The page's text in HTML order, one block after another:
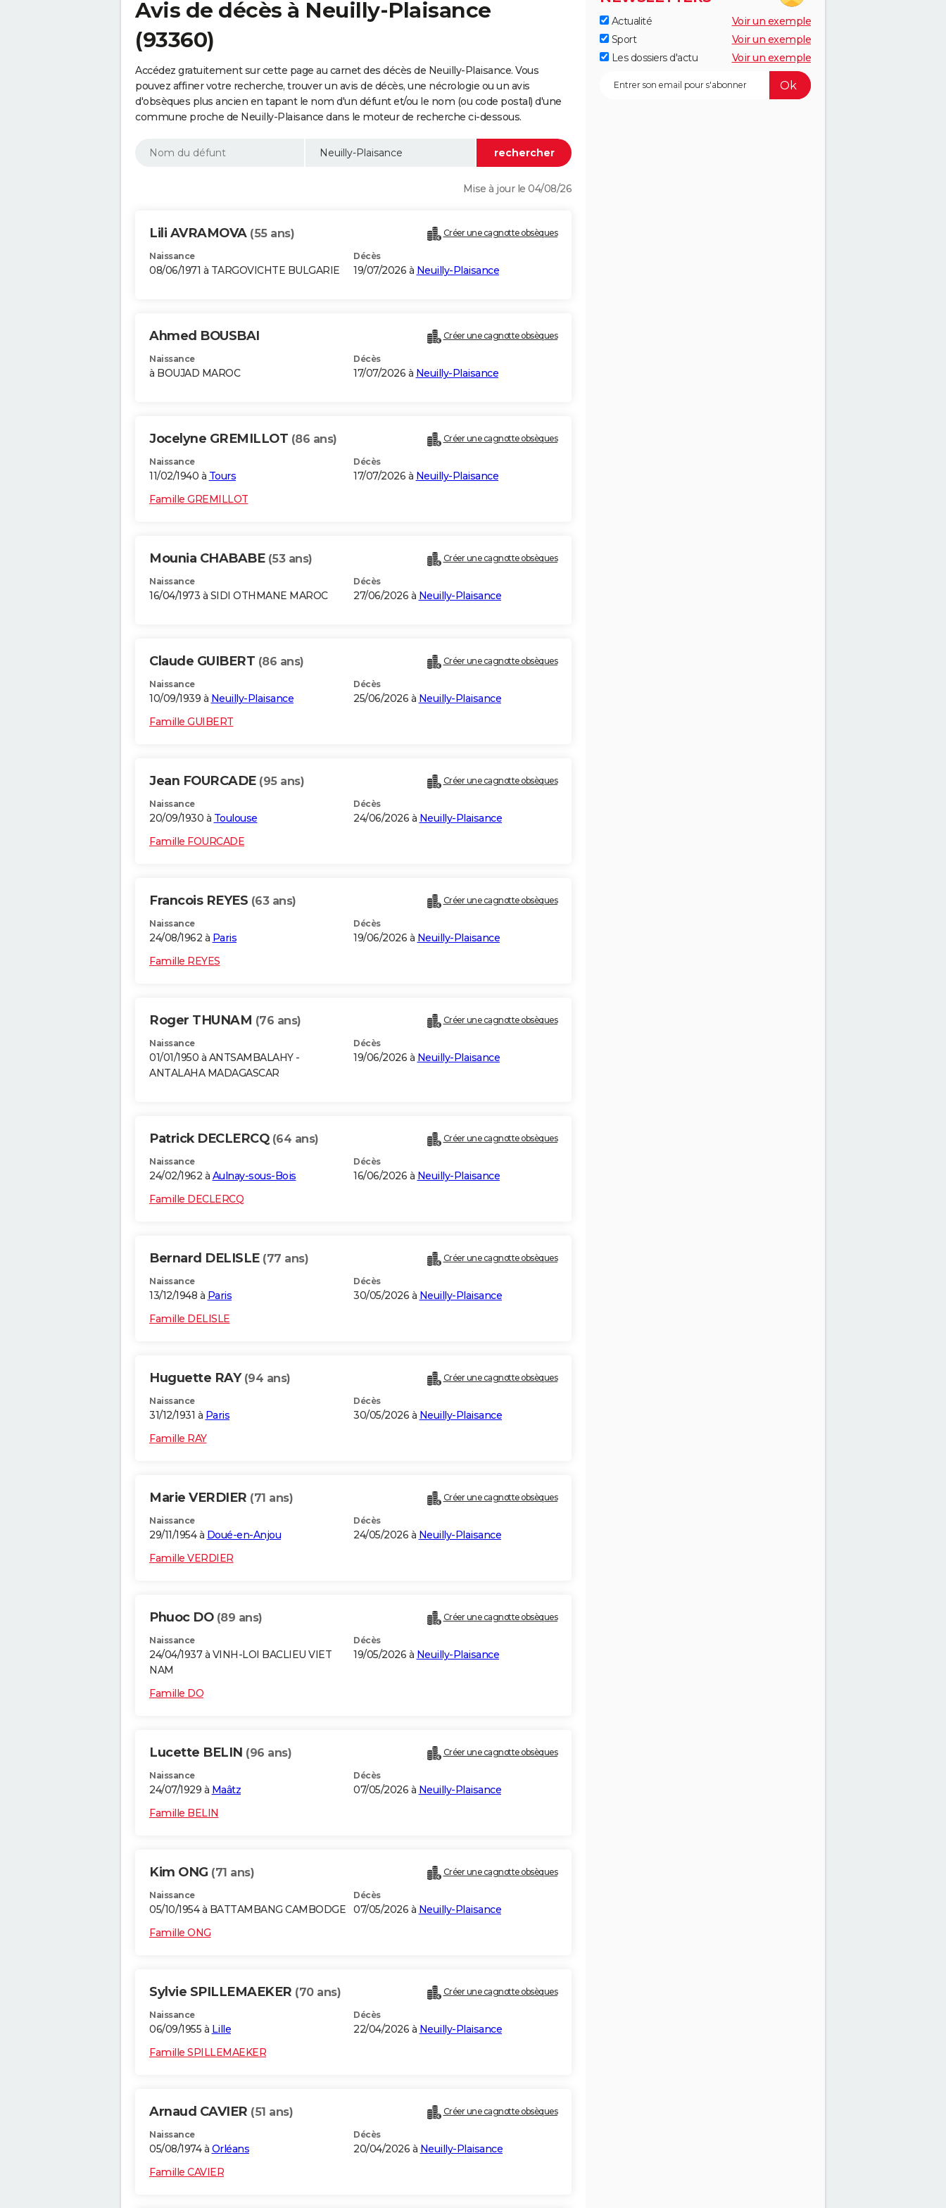
Avis de décès à Neuilly-Plaisance
(93360)
Accédez gratuitement sur cette page au carnet des décès de Neuilly-Plaisance. Vous
pouvez affiner votre recherche, trouver un avis de décès, une nécrologie ou un avis
d'obsèques plus ancien en tapant le nom d'un défunt et/ou le nom (ou code postal) d'une
commune proche de Neuilly-Plaisance dans le moteur de recherche ci-dessous.
Mise à jour le 04/08/26
Lili AVRAMOVA (55 ans) Créer une cagnotte obsèques
Naissance
08/06/1971 à TARGOVICHTE BULGARIE
Décès
19/07/2026 à Neuilly-Plaisance
Ahmed BOUSBAI Créer une cagnotte obsèques
Naissance
à BOUJAD MAROC
Décès
17/07/2026 à Neuilly-Plaisance
Jocelyne GREMILLOT (86 ans) Créer une cagnotte obsèques
Naissance
11/02/1940 à Tours
Décès
17/07/2026 à Neuilly-Plaisance
Famille GREMILLOT
Mounia CHABABE (53 ans) Créer une cagnotte obsèques
Naissance
16/04/1973 à SIDI OTHMANE MAROC
Décès
27/06/2026 à Neuilly-Plaisance
Claude GUIBERT (86 ans) Créer une cagnotte obsèques
Naissance
10/09/1939 à Neuilly-Plaisance
Décès
25/06/2026 à Neuilly-Plaisance
Famille GUIBERT
Jean FOURCADE (95 ans) Créer une cagnotte obsèques
Naissance
20/09/1930 à Toulouse
Décès
24/06/2026 à Neuilly-Plaisance
Famille FOURCADE
Francois REYES (63 ans) Créer une cagnotte obsèques
Naissance
24/08/1962 à Paris
Décès
19/06/2026 à Neuilly-Plaisance
Famille REYES
Roger THUNAM (76 ans) Créer une cagnotte obsèques
Naissance
01/01/1950 à ANTSAMBALAHY -
ANTALAHA MADAGASCAR
Décès
19/06/2026 à Neuilly-Plaisance
Patrick DECLERCQ (64 ans) Créer une cagnotte obsèques
Naissance
24/02/1962 à Aulnay-sous-Bois
Décès
16/06/2026 à Neuilly-Plaisance
Famille DECLERCQ
Bernard DELISLE (77 ans) Créer une cagnotte obsèques
Naissance
13/12/1948 à Paris
Décès
30/05/2026 à Neuilly-Plaisance
Famille DELISLE
Huguette RAY (94 ans) Créer une cagnotte obsèques
Naissance
31/12/1931 à Paris
Décès
30/05/2026 à Neuilly-Plaisance
Famille RAY
Marie VERDIER (71 ans) Créer une cagnotte obsèques
Naissance
29/11/1954 à Doué-en-Anjou
Décès
24/05/2026 à Neuilly-Plaisance
Famille VERDIER
Phuoc DO (89 ans) Créer une cagnotte obsèques
Naissance
24/04/1937 à VINH-LOI BACLIEU VIET
NAM
Décès
19/05/2026 à Neuilly-Plaisance
Famille DO
Lucette BELIN (96 ans) Créer une cagnotte obsèques
Naissance
24/07/1929 à Maâtz
Décès
07/05/2026 à Neuilly-Plaisance
Famille BELIN
Kim ONG (71 ans) Créer une cagnotte obsèques
Naissance
05/10/1954 à BATTAMBANG CAMBODGE
Décès
07/05/2026 à Neuilly-Plaisance
Famille ONG
Sylvie SPILLEMAEKER (70 ans) Créer une cagnotte obsèques
Naissance
06/09/1955 à Lille
Décès
22/04/2026 à Neuilly-Plaisance
Famille SPILLEMAEKER
Arnaud CAVIER (51 ans) Créer une cagnotte obsèques
Naissance
05/08/1974 à Orléans
Décès
20/04/2026 à Neuilly-Plaisance
Famille CAVIER
Actualité
Voir un exemple
Sport
Voir un exemple
Les dossiers d'actu
Voir un exemple